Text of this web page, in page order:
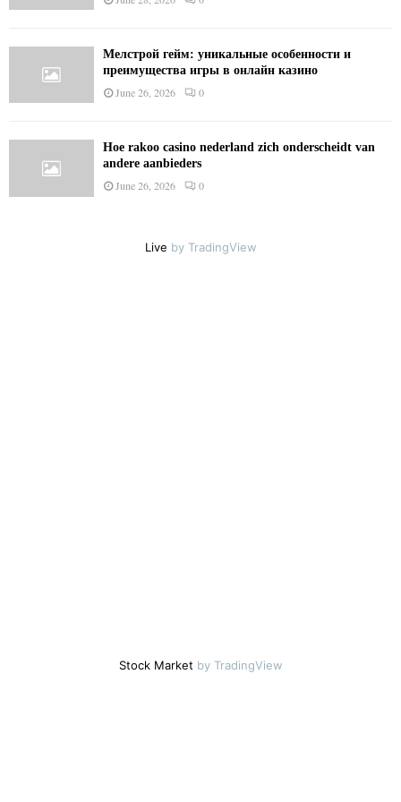
Мелстрой гейм: уникальные особенности и
преимущества игры в онлайн казино
June 26, 2026 0
Hoe rakoo casino nederland zich onderscheidt van
andere aanbieders
June 26, 2026 0
Live by TradingView
Stock Market by TradingView